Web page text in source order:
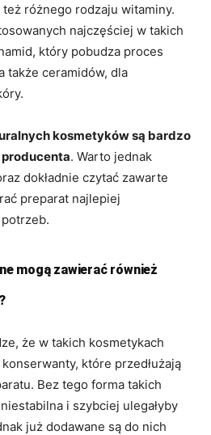
różnego rodzaju witaminy.
najczęściej w takich
który pobudza proces
także ceramidów, dla
kosmetyków są bardzo
. Warto jednak
dokładnie czytać zawarte
preparat najlepiej
mogą zawierać również
że w takich kosmetykach
które przedłużają
Bez tego forma takich
i szybciej ulegałyby
już dodawane są do nich